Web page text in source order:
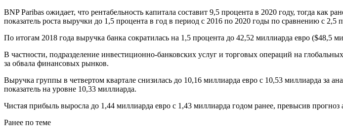
BNP Paribas ожидает, что рентабельность капитала составит 9,5 процента в 2020 году, тогда как
показатель роста выручки до 1,5 процента в год в период с 2016 по 2020 годы по сравнению с 2,5
По итогам 2018 года выручка банка сократилась на 1,5 процента до 42,52 миллиарда евро ($48,5
В частности, подразделение инвестиционно-банковских услуг и торговых операций на
за обвала финансовых рынков.
Выручка группы в четвертом квартале снизилась до 10,16 миллиарда евро с 10,53 миллиарда
показатель на уровне 10,33 миллиарда.
Чистая прибыль выросла до 1,44 миллиарда евро с 1,43 миллиарда годом ранее, превысив
Ранее по теме